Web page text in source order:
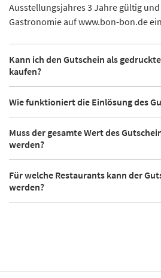
Ausstellungsjahres 3 Jahre gültig
Gastronomie auf www.bon-bon.de
Kann ich den Gutschein als
kaufen?
Wie funktioniert die Einlösung des
Muss der gesamte Wert des
werden?
Für welche Restaurants kann der
werden?